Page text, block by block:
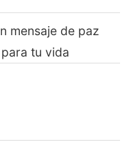
mensaje de paz
tu vida